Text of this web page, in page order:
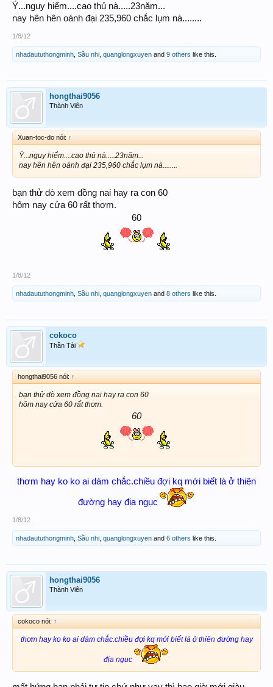
[ 60]
[860]
Ý...nguy hiểm....cao thủ nà.....23năm...
nay hên hên oánh đại 235,960 chắc lụm nà........
1/8/12
nhadaututhongminh Sầu nhi quanglongxuyen and 9 others like this.
hongthai9056
Thành Viên
Xuan-toc-do nói: ↑
Ý...nguy hiểm....cao thủ nà.....23năm...
nay hên hên oánh đại 235,960 chắc lụm nà........
bạn thử dò xem đồng nai hay ra con 60
hôm nay cửa 60 rất thơm.
60
1/8/12
nhadaututhongminh Sầu nhi quanglongxuyen and 8 others like this.
cokoco
Thần Tài
hongthai9056 nói: ↑
bạn thử dò xem đồng nai hay ra con 60
hôm nay cửa 60 rất thơm.
60
thơm hay ko ko ai dám chắc.chiều đợi kq mới biết là ở thiên
đường hay địa ngục
1/8/12
nhadaututhongminh Sầu nhi quanglongxuyen and 6 others like this.
hongthai9056
Thành Viên
cokoco nói: ↑
thơm hay ko ko ai dám chắc.chiều đợi kq mới biết là ở thiên đường hay
địa ngục